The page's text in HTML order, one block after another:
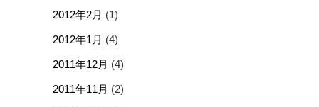
2012年2月 (1)
2012年1月 (4)
2011年12月 (4)
2011年11月 (2)